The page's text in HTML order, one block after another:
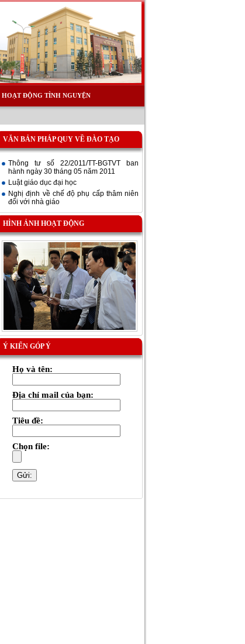
HOẠT ĐỘNG TÌNH NGUYỆN
VĂN BẢN PHÁP QUY VỀ ĐÀO TẠO
Thông tư số 22/2011/TT-BGTVT ban
hành ngày 30 tháng 05 năm 2011
Luật giáo dục đại học
Nghị định về chế độ phụ cấp thâm niên
đối với nhà giáo
HÌNH ẢNH HOẠT ĐỘNG
Ý KIẾN GÓP Ý
Họ và tên:
Địa chỉ mail của bạn:
Tiêu đề:
Chọn file: